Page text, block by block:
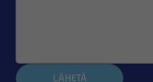
LÄHETÄ